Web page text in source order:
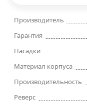
Производитель
Гарантия
Насадки
Материал корпуса
Производительность
Реверс
Шуруповерты и
Электролобзики
Инверторы